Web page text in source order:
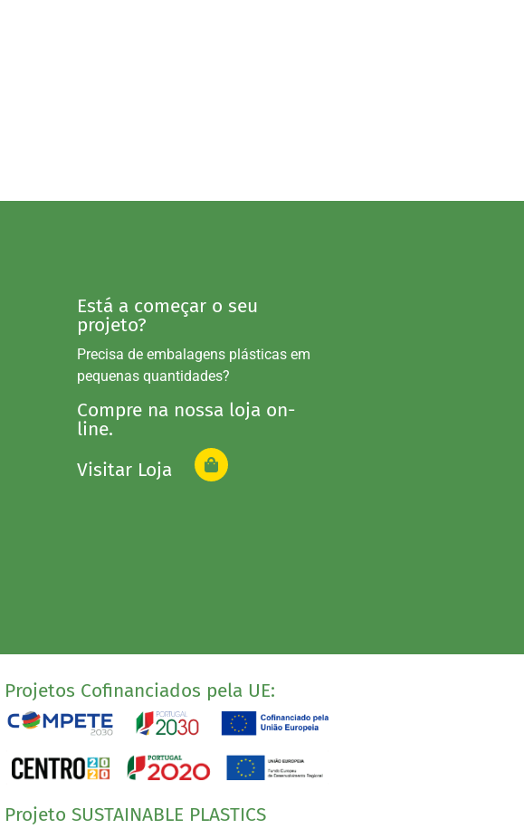
Está a começar o seu
projeto?
Precisa de embalagens plásticas em
pequenas quantidades?
Compre na nossa loja on-
line.
Visitar Loja
Projetos Cofinanciados pela UE:
Projeto SUSTAINABLE PLASTICS